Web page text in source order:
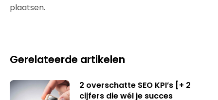
plaatsen.
Gerelateerde artikelen
2 overschatte SEO KPI’s [+ 2
cijfers die wél je succes